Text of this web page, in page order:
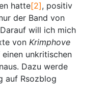
hatte[2], positiv
der Band von
will ich mich
von Krimphove
unkritischen
Dazu werde
auf Rsozblog